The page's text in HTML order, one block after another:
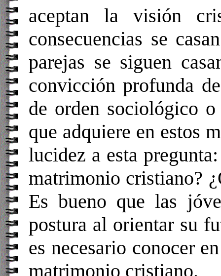
aceptan la visión
consecuencias se
parejas se siguen
convicción profunda
de orden sociológico
que adquiere en estos
lucidez a esta
matrimonio cristiano?
Es bueno que las
postura al orientar su
es necesario conocer
matrimonio cristiano.